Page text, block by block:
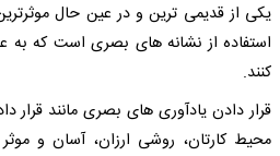
یکی از قدیمی ترین و در عین حال
استفاده از نشانه های بصری است که به
کنند.
قرار دادن یادآوری های بصری مانند قرار
محیط کارتان، روشی ارزان، آسان و